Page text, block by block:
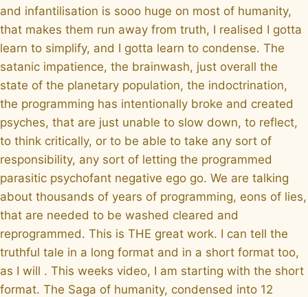
and infantilisation is sooo huge on most of humanity,
that makes them run away from truth, I realised I gotta
learn to simplify, and I gotta learn to condense. The
satanic impatience, the brainwash, just overall the
state of the planetary population, the indoctrination,
the programming has intentionally broke and created
psyches, that are just unable to slow down, to reflect,
to think critically, or to be able to take any sort of
responsibility, any sort of letting the programmed
parasitic psychofant negative ego go. We are talking
about thousands of years of programming, eons of lies,
that are needed to be washed cleared and
reprogrammed. This is THE great work. I can tell the
truthful tale in a long format and in a short format too,
as I will . This weeks video, I am starting with the short
format. The Saga of humanity, condensed into 12